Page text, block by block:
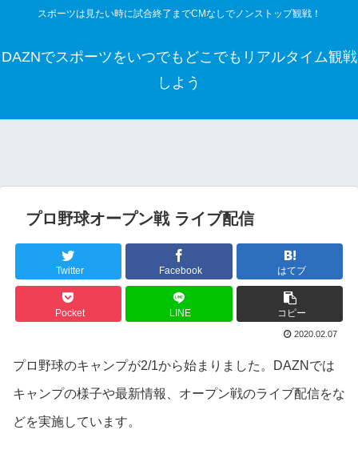
スポーツは見たい時に試合終了までCMなしでノンストップ観戦！
DAZNでスポーツをいつでもどこでもリアルタイム観戦
しよう
プロ野球オープン戦 ライブ配信
Twitter Facebook はてブ
Pocket LINE コピー
2020.02.07
プロ野球のキャンプが2/1から始まりました。DAZNでは
キャンプの様子や最新情報、オープン戦のライブ配信をな
どを実施しています。